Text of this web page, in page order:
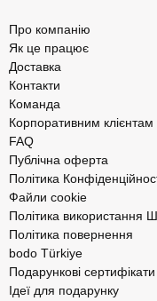
Про компанію
Як це працює
Доставка
Контакти
Команда
Корпоративним клієнтам
FAQ
Публічна оферта
Політика
Файли cookie
Політика використання
Політика повернення
bodo Türkiye
Подарункові сертифікати
Ідеї для подарунку